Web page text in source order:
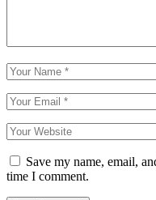
Save my name, email,
time I comment.